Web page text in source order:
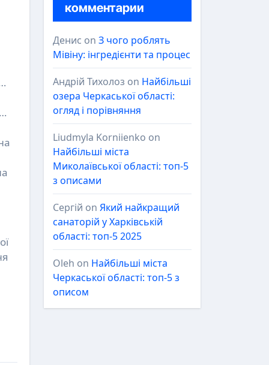
комментарии
Денис on З чого роблять
Мівіну: інгредієнти та процес
Андрій Тихолоз on Найбільші
озера Черкаської області:
огляд і порівняння
Liudmyla Korniienko on
Найбільші міста
Миколаївської області: топ-5
з описами
Сергій on Який найкращий
санаторій у Харківській
області: топ-5 2025
Oleh on Найбільші міста
Черкаської області: топ-5 з
описом